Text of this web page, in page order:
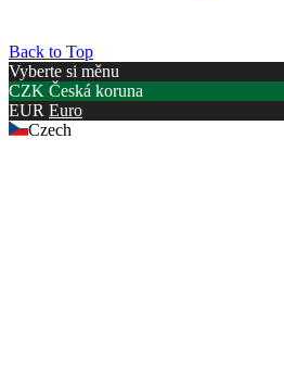
Back to Top
Vyberte si měnu
CZK Česká koruna
EUR Euro
Czech